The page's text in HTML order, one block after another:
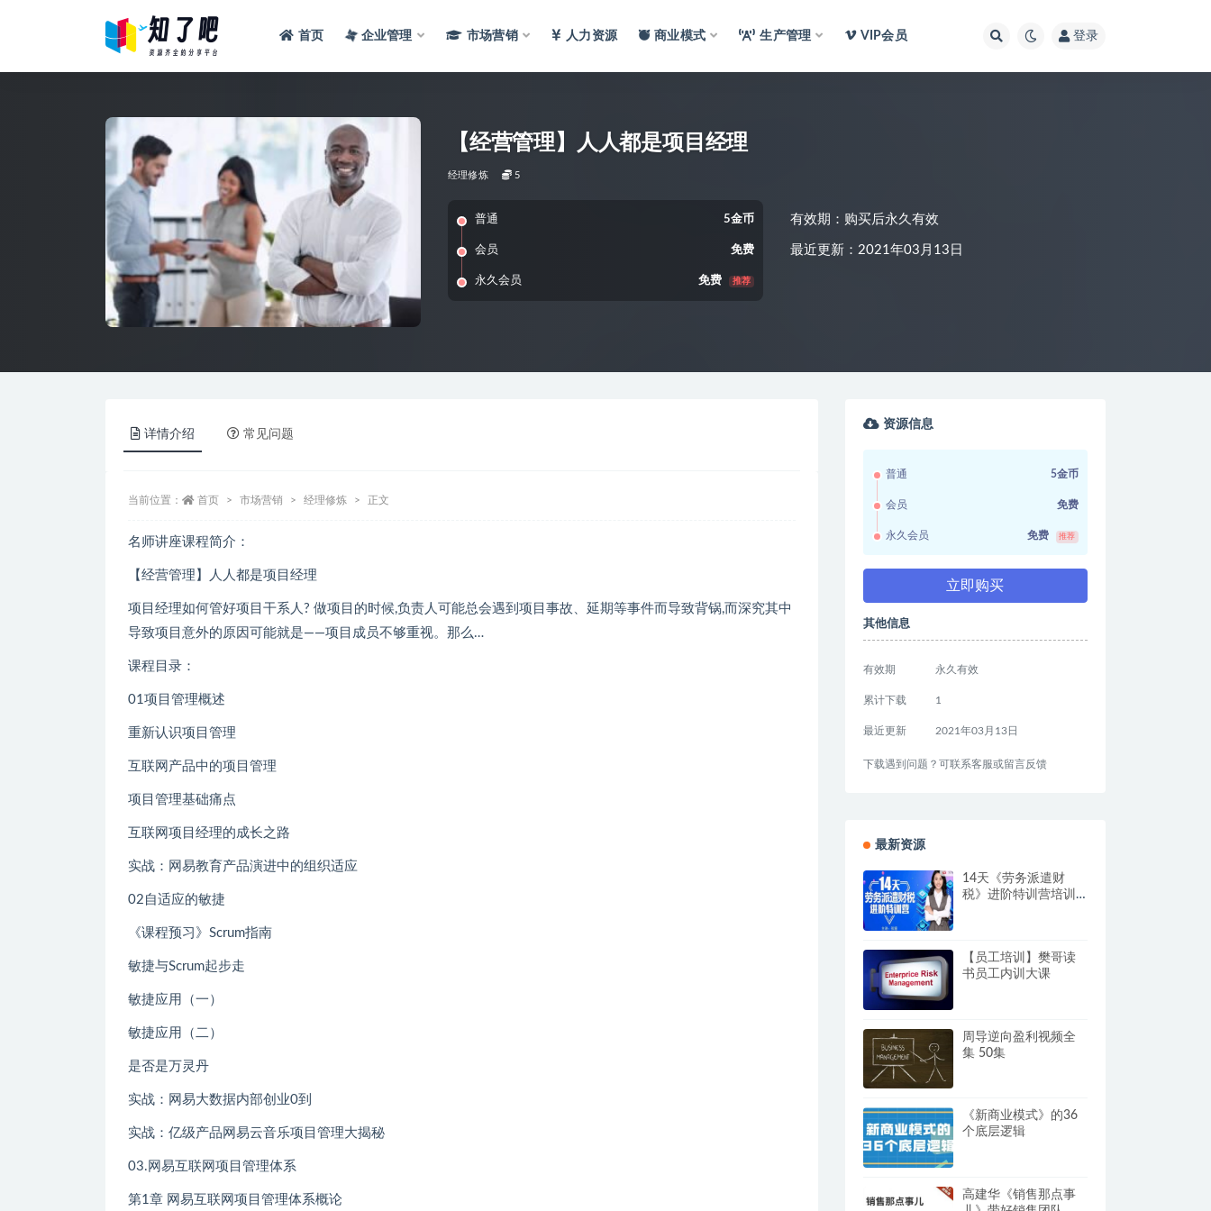
首页 企业管理 市场营销 人力资源 商业模式 生产管理 VIP会员 登录
【经营管理】人人都是项目经理
经理修炼 5
普通 5金币
会员 免费
永久会员 免费 推荐
有效期：购买后永久有效
最近更新：2021年03月13日
详情介绍 常见问题
当前位置： 首页 市场营销 经理修炼 正文
名师讲座课程简介：
【经营管理】人人都是项目经理
项目经理如何管好项目干系人? 做项目的时候,负责人可能总会遇到项目事故、延期等事件而导致背锅,而深究其中
导致项目意外的原因可能就是——项目成员不够重视。那么…
课程目录：
01项目管理概述
重新认识项目管理
互联网产品中的项目管理
项目管理基础痛点
互联网项目经理的成长之路
实战：网易教育产品演进中的组织适应
02自适应的敏捷
《课程预习》Scrum指南
敏捷与Scrum起步走
敏捷应用（一）
敏捷应用（二）
是否是万灵丹
实战：网易大数据内部创业0到
实战：亿级产品网易云音乐项目管理大揭秘
03.网易互联网项目管理体系
第1章 网易互联网项目管理体系概论
资源信息
普通 5金币
会员 免费
永久会员 免费 推荐
立即购买
其他信息
有效期 永久有效
累计下载 1
最近更新 2021年03月13日
下载遇到问题？可联系客服或留言反馈
最新资源
14天《劳务派遣财
税》进阶特训营培训
【员工培训】樊哥读
书员工内训大课
周导逆向盈利视频全
集 50集
《新商业模式》的36
个底层逻辑
高建华《销售那点事